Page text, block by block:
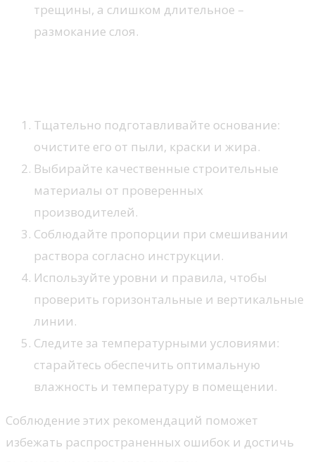
трещины, а слишком длительное –
размокание слоя.
Тщательно подготавливайте основание:
очистите его от пыли, краски и жира.
Выбирайте качественные строительные
материалы от проверенных
производителей.
Соблюдайте пропорции при смешивании
раствора согласно инструкции.
Используйте уровни и правила, чтобы
проверить горизонтальные и вертикальные
линии.
Следите за температурными условиями:
старайтесь обеспечить оптимальную
влажность и температуру в помещении.
Соблюдение этих рекомендаций поможет
избежать распространенных ошибок и достичь